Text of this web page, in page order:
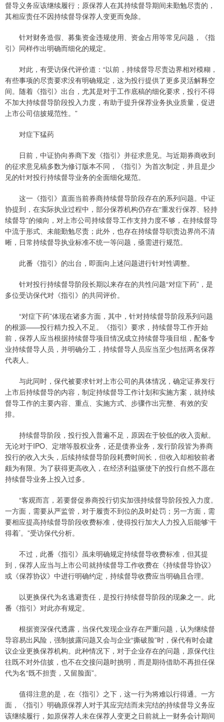
督导义务应该继续履行；原保荐人在其持续督导期间未勤勉尽责的，
其相应责任不因持续督导保荐人变更而免除。
针对财务造假、募集资金违规使用、资金占用等常见问题，《指
引》同样作出明确而细化的规定。
对此，有受访保代评价道：“以前，持续督导尽责边界相对模糊，
有些事项的尽责要求没有明确规定，这为投行提供了更多灵活解释空
间。随着《指引》出台，尤其是对于工作底稿的细化要求，投行不得
不加大持续督导阶段投入力度，有助于提升保荐业务执业质量，促进
上市公司信披规范性。”
对症下猛药
日前，中证协向券商下发《指引》并征求意见。与近期券商收到
的征求意见稿多数为修订版本不同，《指引》为首次制定，并且是少
见的针对投行持续督导业务的全面细化规范。
这一《指引》直面当前券商持续督导阶段存在的系列问题。中证
协提到，在实际执业过程中，部分保荐机构仍存在“重发行保荐、轻持
续督导”的倾向，对上市公司持续督导工作支持力度不够，在持续督导
中流于形式、未能勤勉尽责；此外，也存在持续督导职责边界尚不清
晰，日常持续督导执业标准不统一等问题，亟需进行规范。
此番《指引》的出台，即面向上述问题进行针对性调整。
针对投行持续督导阶段长期以来存在的共性问题“对症下药”，是
多位受访保代对《指引》的共同评价。
“对症下药”体现在诸多方面，其中，针对持续督导阶段系列问题
的根源——投行精力投入不足。《指引》要求，持续督导工作开始
前，保荐人应当根据持续督导项目情况成立持续督导项目组，配备专
业持续督导人员，并明确分工，持续督导人员应当至少包括两名保荐
代表人。
与此同时，保代被要求针对上市公司的具体情况，确定证券发行
上市后持续督导的内容，制定持续督导工作计划和实施方案，就持续
督导工作的主要内容、重点、实施方式、步骤作出完整、有效的安
排。
持续督导阶段，投行投入普遍不足，原因在于较低的收入贡献。
无论对于IPO、定增等股权业务，还是债券业务，发行阶段皆为券商
投行的收入大头，后续持续督导阶段耗费时间长，但收入却相较前者
颇为有限。为了获得更高收入，在经济利益驱使下的投行自然不愿在
持续督导业务上投入过多。
“客观而言，若要督促券商投行切实加强持续督导阶段投入力度。
一方面，需要从严监管，对于履责不到位的及时处罚；另一方面，需
要相应提高持续督导阶段收费标准，使得投行加大人力投入后能够‘干
得着’。”受访保代分析。
不过，此番《指引》虽未明确规定持续督导收费标准，但其提
到，保荐人应当与上市公司就持续督导工作收费在《持续督导协议》
或《保荐协议》中进行明确约定，持续督导收费应当明确且合理。
以更换保代为名逃避责任，是投行持续督导阶段的现象之一。此
番《指引》对此亦有规定。
根据资深保代透露，当保代发现企业存在严重问题，认为继续督
导容易出风险，强制披露问题又会与企业“撕破脸”时，保代有时会建
议企业更换保荐机构。此种情况下，对于企业存在的问题，原保代往
往既不对外信披，也不在交接问题时挑明，而是期待借助不再担任保
代为名“既不担责，又留脸面”。
值得注意的是，在《指引》之下，这一行为将难以行得通。一方
面，《指引》明确原保荐人对于其应完结而未完结的持续督导义务应
该继续履行，如原保荐人未在保荐人变更之日前就上一财务会计期间